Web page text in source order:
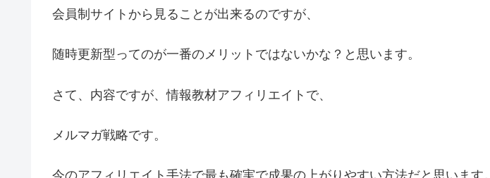
会員制サイトから見ることが出来るのですが、
随時更新型ってのが一番のメリットではないかな？と思います。
さて、内容ですが、情報教材アフィリエイトで、
メルマガ戦略です。